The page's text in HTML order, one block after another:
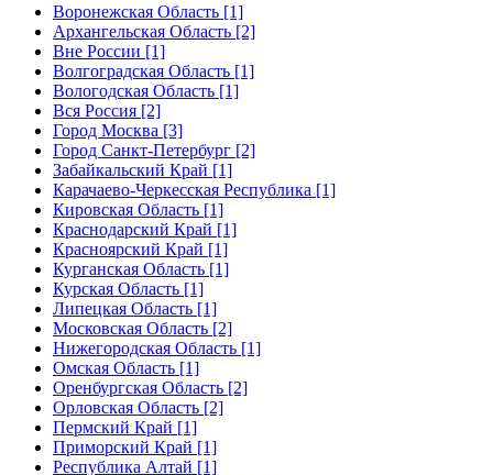
Воронежская Область [1]
Архангельская Область [2]
Вне России [1]
Волгоградская Область [1]
Вологодская Область [1]
Вся Россия [2]
Город Москва [3]
Город Санкт-Петербург [2]
Забайкальский Край [1]
Карачаево-Черкесская Республика [1]
Кировская Область [1]
Краснодарский Край [1]
Красноярский Край [1]
Курганская Область [1]
Курская Область [1]
Липецкая Область [1]
Московская Область [2]
Нижегородская Область [1]
Омская Область [1]
Оренбургская Область [2]
Орловская Область [2]
Пермский Край [1]
Приморский Край [1]
Республика Алтай [1]